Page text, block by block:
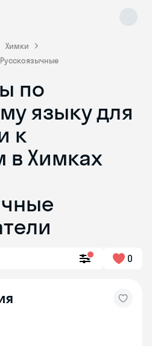
Химки
Русскоязычные
по
языку для
к
в Химках
0